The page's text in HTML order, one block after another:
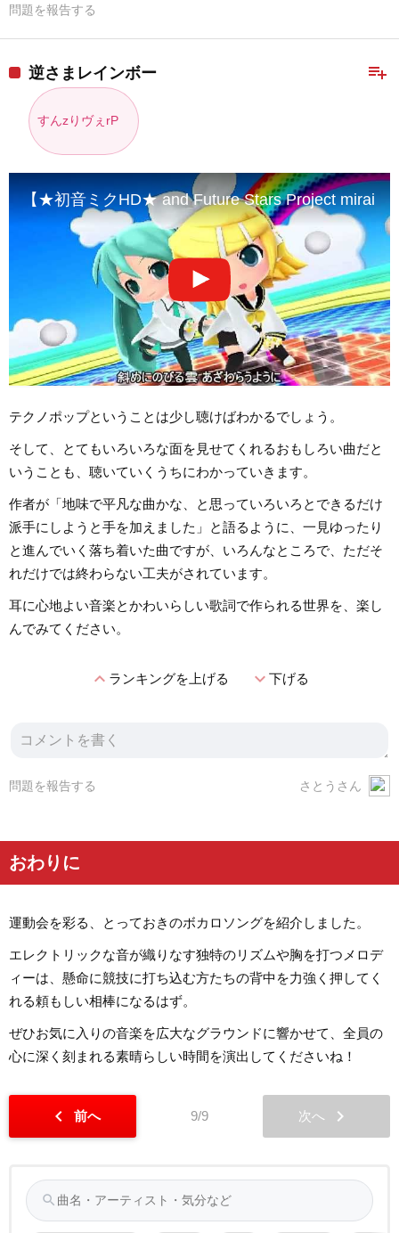
問題を報告する
playlist_add
逆さまレインボー
すんzりヴぇrP
【★初音ミクHD★ and Future Stars Project mirai】
テクノポップということは少し聴けばわかるでしょう。
そして、とてもいろいろな面を見せてくれるおもしろい曲だと
いうことも、聴いていくうちにわかっていきます。
作者が「地味で平凡な曲かな、と思っていろいろとできるだけ
派手にしようと手を加えました」と語るように、一見ゆったり
と進んでいく落ち着いた曲ですが、いろんなところで、ただそ
れだけでは終わらない工夫がされています。
耳に心地よい音楽とかわいらしい歌詞で作られる世界を、楽し
んでみてください。
expand_lessランキングを上げる expand_more下げる
さとうさん
問題を報告する
おわりに
運動会を彩る、とっておきのボカロソングを紹介しました。
エレクトリックな音が織りなす独特のリズムや胸を打つメロデ
ィーは、懸命に競技に打ち込む方たちの背中を力強く押してく
れる頼もしい相棒になるはず。
ぜひお気に入りの音楽を広大なグラウンドに響かせて、全員の
心に深く刻まれる素晴らしい時間を演出してくださいね！
chevron_left 前へ 9/9 次へ chevron_right
search